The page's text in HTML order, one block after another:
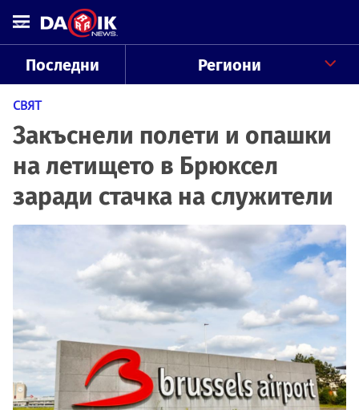
Последни Региони
СВЯТ
Закъснели полети и опашки
на летището в Брюксел
заради стачка на служители